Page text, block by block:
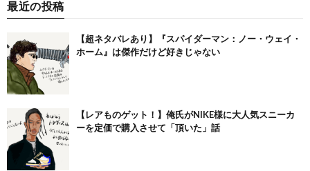
最近の投稿
【超ネタバレあり】『スパイダーマン：ノー・ウェイ・
ホーム』は傑作だけど好きじゃない
【レアものゲット！】俺氏がNIKE様に大人気スニーカ
ーを定価で購入させて「頂いた」話